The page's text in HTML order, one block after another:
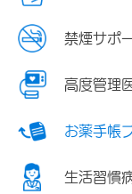
禁煙サポ
高度管理
お薬手帳
生活習慣